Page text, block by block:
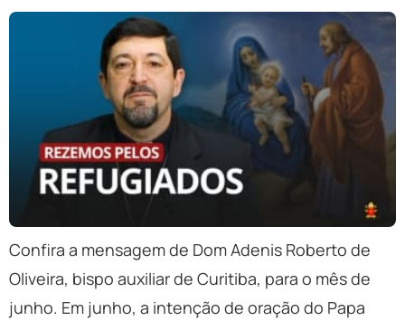
Confira a mensagem de Dom Adenis Roberto de
Oliveira, bispo auxiliar de Curitiba, para o mês de
junho. Em junho, a intenção de oração do Papa